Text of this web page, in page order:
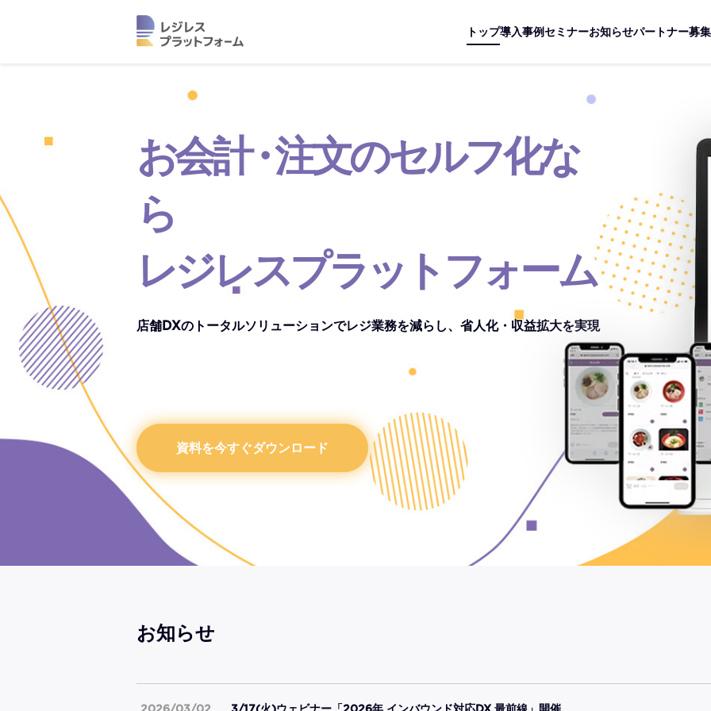
トップ導入事例セミナーお知らせパートナー募集
お会計・注文のセルフ化な
ら
レジレスプラットフォーム
店舗DXのトータルソリューションでレジ業務を減らし、省人化・収益拡大を実現
資料を今すぐダウンロード
お知らせ